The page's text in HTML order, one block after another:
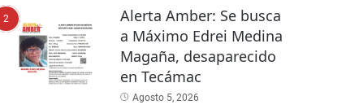
2
Alerta Amber: Se busca
a Máximo Edrei Medina
Magaña, desaparecido
en Tecámac
Agosto 5, 2026